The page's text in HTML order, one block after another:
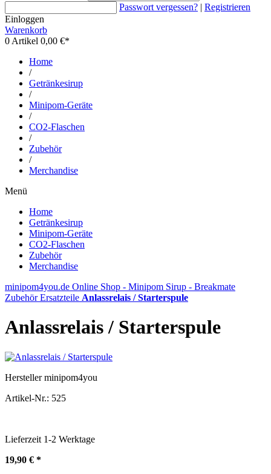
Passwort vergessen? | Registrieren
Einloggen
Warenkorb
0 Artikel 0,00 €*
Home
/
Getränkesirup
/
Minipom-Geräte
/
CO2-Flaschen
/
Zubehör
/
Merchandise
Menü
Home
Getränkesirup
Minipom-Geräte
CO2-Flaschen
Zubehör
Merchandise
minipom4you.de Online Shop - Minipom Sirup - Breakmate
ZubehörErsatzteile Anlassrelais / Starterspule
Anlassrelais / Starterspule
Herstellerminipom4you
Artikel-Nr.: 525
Lieferzeit 1-2 Werktage
19,90 € *